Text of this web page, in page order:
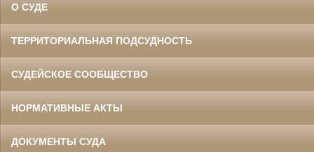
О СУДЕ
ТЕРРИТОРИАЛЬНАЯ ПОДСУДНОСТЬ
СУДЕЙСКОЕ СООБЩЕСТВО
НОРМАТИВНЫЕ АКТЫ
ДОКУМЕНТЫ СУДА